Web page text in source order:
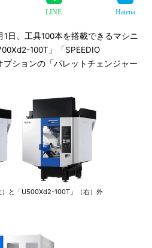
LINE Hatena
日、工具100本を搭載できるマシニ
100T」「SPEEDIO
ションの「パレットチェンジャー
）と「U500Xd2-100T」（右）外